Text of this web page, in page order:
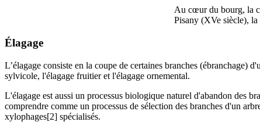
Au cœur du bourg, la
Pisany (XVe siècle), la
Élagage
L’élagage consiste en la coupe de certaines branches
sylvicole, l'élagage fruitier et l'élagage ornemental.
L'élagage est aussi un processus biologique naturel d'abandon des
comprendre comme un processus de sélection des branches d'un
xylophages[2] spécialisés.